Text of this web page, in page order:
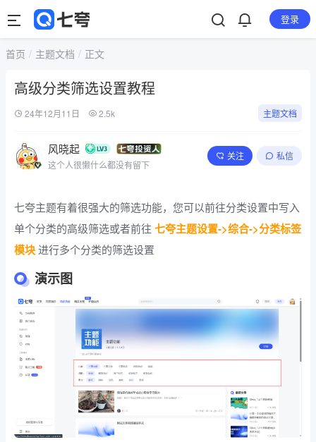
登录
首页 主题文档 正文
高级分类筛选设置教程
24年12月11日 2.5k 主题文档
风晓起
这个人很懒什么都没有留下
关注 私信
七夸主题有着很强大的筛选功能，您可以前往分类设置中写入
单个分类的高级筛选或者前往 七夸主题设置->综合->分类标签
模块进行多个分类的筛选设置
演示图